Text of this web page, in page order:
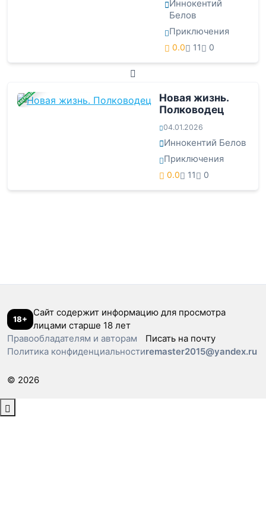
Иннокентий
Белов
Приключения
0.0 11 0
ЗАВЕРШЕНА
Новая жизнь.
Полководец
04.01.2026
Иннокентий Белов
Приключения
0.0 11 0
18+
Сайт содержит информацию для просмотра
лицами старше 18 лет
Правообладателям и авторам
Политика конфиденциальности
Писать на почту
remaster2015@yandex.ru
© 2026